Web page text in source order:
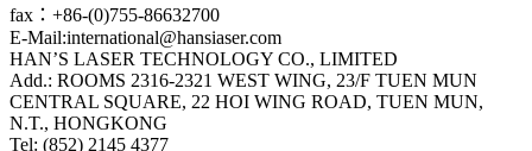
fax：+86-(0)755-86632700
E-Mail:international@hansiaser.com
HAN’S LASER TECHNOLOGY CO., LIMITED
Add.: ROOMS 2316-2321 WEST WING, 23/F TUEN MUN
CENTRAL SQUARE, 22 HOI WING ROAD, TUEN MUN,
N.T., HONGKONG
Tel: (852) 2145 4377